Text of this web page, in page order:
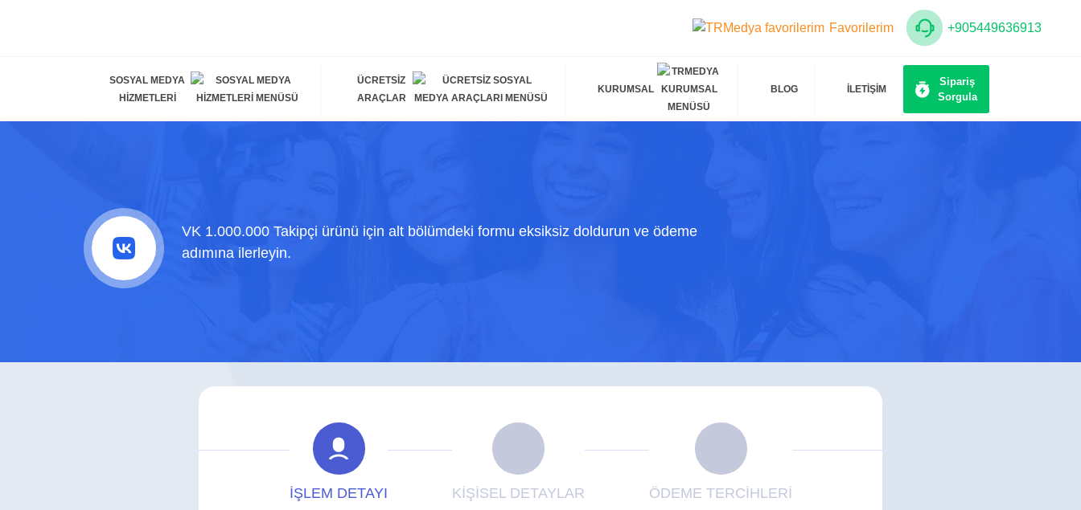
Favorilerim +905449636913
SOSYAL MEDYA
HIZMETLERI
ÜCRETSIZ
ARAÇLAR
KURUMSAL BLOG İLETİŞİM
Sipariş
Sorgula
VK 1.000.000 Takipçi ürünü için alt bölümdeki formu eksiksiz doldurun ve ödeme
adımına ilerleyin.
İŞLEM DETAYI KİŞİSEL DETAYLAR ÖDEME TERCİHLERİ